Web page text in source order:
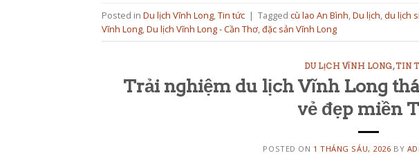
Posted in Du lịch Vĩnh Long,Tin tức | Tagged cù lao An Bình,Du lịch, du lịch
Vĩnh Long,Du lịch Vĩnh Long - Cần Thơ,đặc sản Vĩnh Long
DU LỊCH VĨNH LONG,TIN
Trải nghiệm du lịch Vĩnh Long
vẻ đẹp miền
POSTED ON 1 THÁNG SÁU, 2026 BY